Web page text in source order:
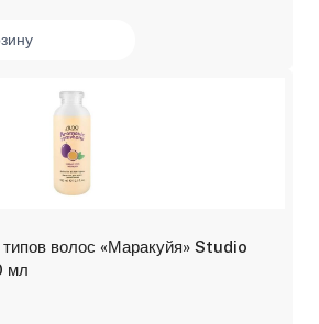
волос «Маракуйя» Studio
мл